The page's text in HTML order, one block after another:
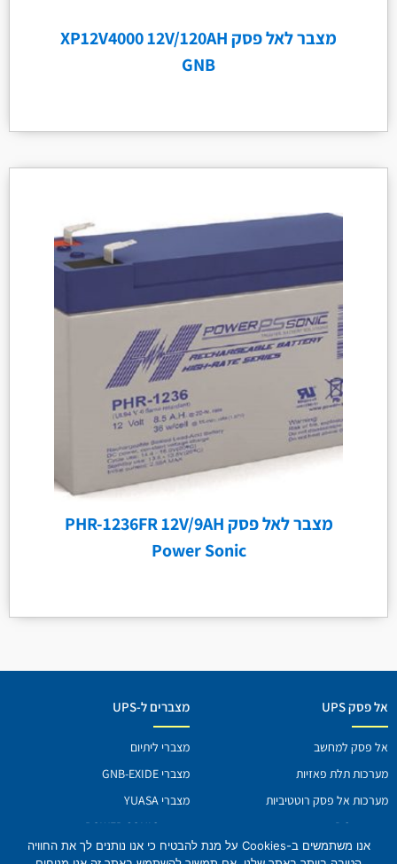
מצבר לאל פסק XP12V4000 12V/120AH
GNB
מצבר לאל פסק PHR-1236FR 12V/9AH
Power Sonic
אל פסק UPS
אל פסק למחשב
מערכות תלת פאזיות
מערכות אל פסק רוטטיביות
מוצרים נוספים
מצברים ל-UPS
מצברי ליתיום
מצברי GNB-EXIDE
מצברי YUASA
מצברים לתקשורת ובקרה
אנו משתמשים ב-Cookies על מנת להבטיח כי אנו נותנים לך את החוויה